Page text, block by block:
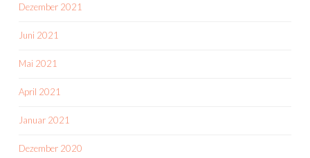
Dezember 2021
Juni 2021
Mai 2021
April 2021
Januar 2021
Dezember 2020